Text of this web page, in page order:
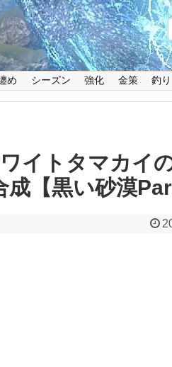
め シーズン 強化 金策 釣り
イトタマカイ
【黒い砂漠